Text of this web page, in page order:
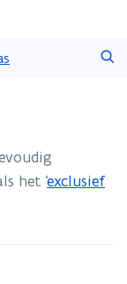
het ‘exclusief